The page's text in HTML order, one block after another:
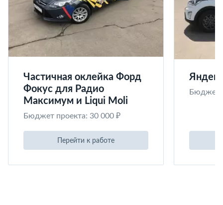
Частичная оклейка Форд
Фокус для Радио
Максимум и Liqui Moli
Бюджет проекта: 30 000 ₽
Перейти к работе
Бюджет